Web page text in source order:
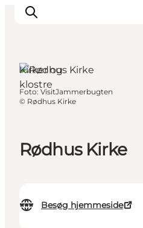
Feriesteder
Events
Rødhus Kirke
Besøg hjemmeside
Kirker og
klostre
Foto: VisitJammerbugten
© Rødhus Kirke